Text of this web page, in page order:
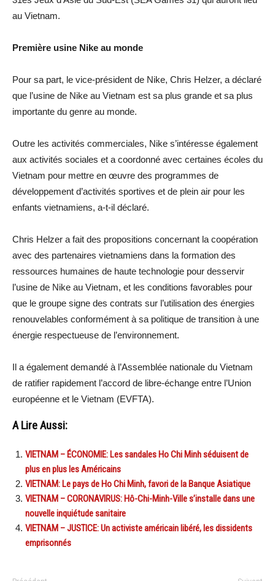
au Vietnam.
Première usine Nike au monde
Pour sa part, le vice-président de Nike, Chris Helzer, a déclaré
que l’usine de Nike au Vietnam est sa plus grande et sa plus
importante du genre au monde.
Outre les activités commerciales, Nike s’intéresse également
aux activités sociales et a coordonné avec certaines écoles du
Vietnam pour mettre en œuvre des programmes de
développement d’activités sportives et de plein air pour les
enfants vietnamiens, a-t-il déclaré.
Chris Helzer a fait des propositions concernant la coopération
avec des partenaires vietnamiens dans la formation des
ressources humaines de haute technologie pour desservir
l’usine de Nike au Vietnam, et les conditions favorables pour
que le groupe signe des contrats sur l’utilisation des énergies
renouvelables conformément à sa politique de transition à une
énergie respectueuse de l’environnement.
Il a également demandé à l’Assemblée nationale du Vietnam
de ratifier rapidement l’accord de libre-échange entre l’Union
européenne et le Vietnam (EVFTA).
A Lire Aussi:
VIETNAM – ÉCONOMIE: Les sandales Ho Chi Minh séduisent de
plus en plus les Américains
VIETNAM: Le pays de Ho Chi Minh, favori de la Banque Asiatique
VIETNAM – CORONAVIRUS: Hô-Chi-Minh-Ville s’installe dans une
nouvelle inquiétude sanitaire
VIETNAM – JUSTICE: Un activiste américain libéré, les dissidents
emprisonnés